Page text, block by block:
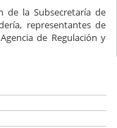
de la Subsecretaría de
representantes de
de Regulación y